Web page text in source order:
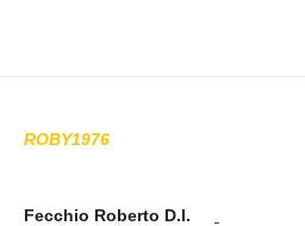
ROBY1976
Fecchio Roberto D.I.